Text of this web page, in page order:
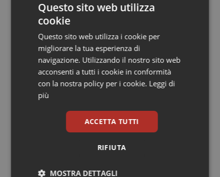
Salute orale & impianti
Sangue & coagulazione
Tiroide
Tumore al seno
Tumore ovarico
Potrebbe interessarti in
Governo e Parlamento
d’attesa tornano al Siveas e il
controllo sulle agende di
prenotazione passa ad Agenas. Saltano l’aumento
delle tariffe ospedaliere e la proroga dei gettonisti
più rispetto a scorso anno
Questo sito web utilizza
cookie
Questo sito web utilizza i cookie per
migliorare la tua esperienza di
navigazione. Utilizzando il nostro sito web
acconsenti a tutti i cookie in conformità
con la nostra policy per i cookie. Leggi di
più
ACCETTA TUTTI
RIFIUTA
MOSTRA DETTAGLI